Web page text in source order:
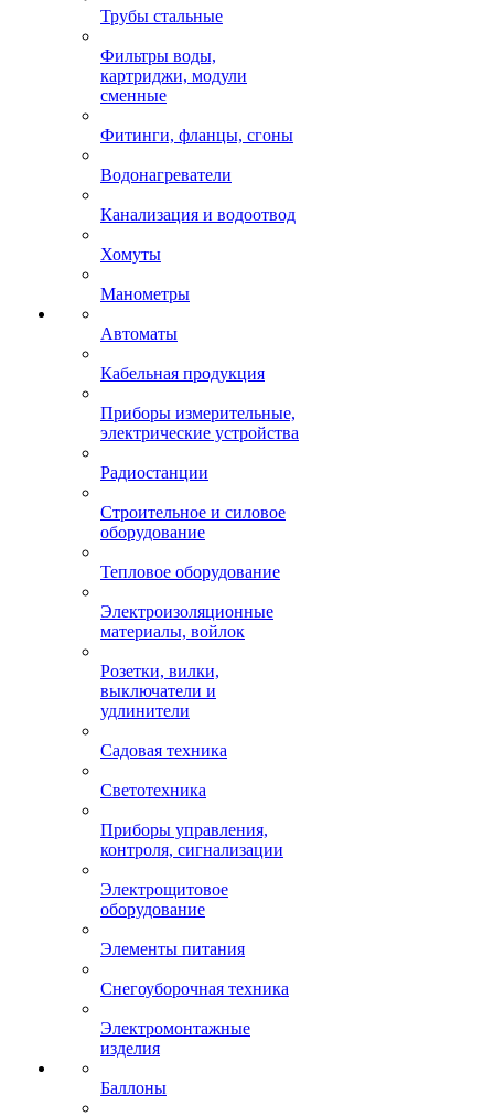
Трубы стальные
Фильтры воды,
картриджи, модули
сменные
Фитинги, фланцы, сгоны
Водонагреватели
Канализация и водоотвод
Хомуты
Манометры
Автоматы
Кабельная продукция
Приборы измерительные,
электрические устройства
Радиостанции
Строительное и силовое
оборудование
Тепловое оборудование
Электроизоляционные
материалы, войлок
Розетки, вилки,
выключатели и
удлинители
Садовая техника
Светотехника
Приборы управления,
контроля, сигнализации
Электрощитовое
оборудование
Элементы питания
Снегоуборочная техника
Электромонтажные
изделия
Баллоны